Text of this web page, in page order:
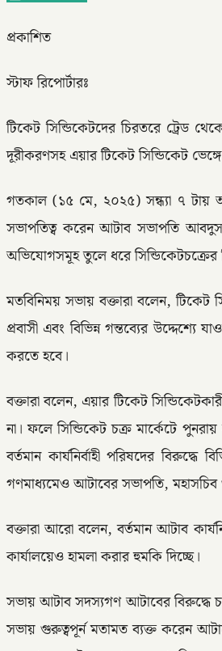
প্রকাশিত
স্টাফ রিপোর্টারঃ
টিকেট সিন্ডিকেটদের চিরতরে ট্রেড
দূরীকরণসহ এয়ার টিকেট সিন্ডিকেট
গতকাল (১৫ মে, ২০২৫) সন্ধ্যা ৭ টায়
সভাপতিত্ব করেন আটাব সভাপতি আবদুস
অভিযোগসমূহ তুলে ধরে সিন্ডিকেটচক্রের
মতবিনিময় সভায় বক্তারা বলেন,
প্রবাসী এবং বিভিন্ন গন্তব্যের উদ্দেশ্যে
করতে হবে।
বক্তারা বলেন, এয়ার টিকেট
না। ফলে সিন্ডিকেট চক্র মার্কেটে
বর্তমান কার্যনির্বাহী পরিষদের
গণমাধ্যমেও আটাবের সভাপতি, মহাসচিব
বক্তারা আরো বলেন, বর্তমান আটাব
কার্যালয়েও হামলা করার হুমকি দিচ্ছে।
সভায় আটাব সদস্যগণ আটাবের বিরুদ্ধে
সভায় গুরুত্বপূর্ন মতামত ব্যক্ত করেন